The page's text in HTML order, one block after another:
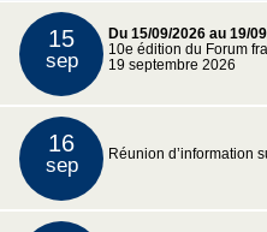
15
sep
Du 15/09/2026 au 19/
10e édition du Forum
19 septembre 2026
16
sep Réunion d’information